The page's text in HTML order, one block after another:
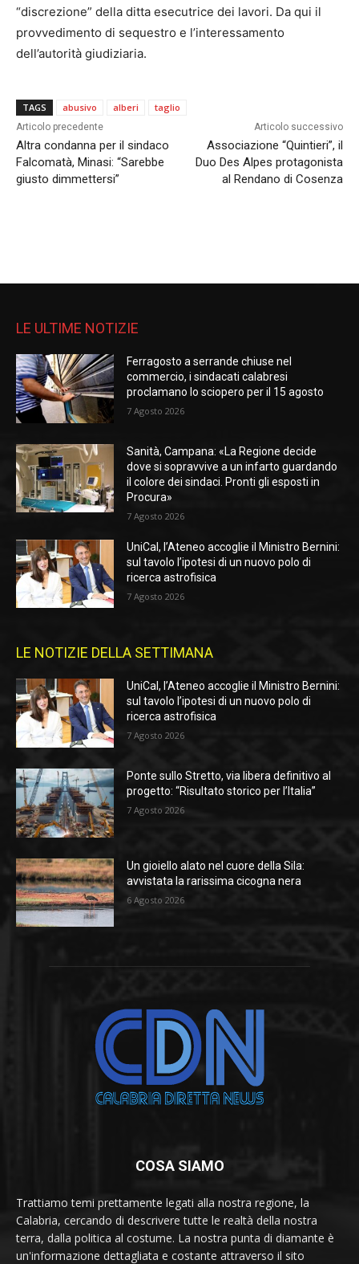
“discrezione” della ditta esecutrice dei lavori. Da qui il
provvedimento di sequestro e l’interessamento
dell’autorità giudiziaria.
TAGS abusivo alberi taglio
Articolo precedente
Altra condanna per il sindaco
Falcomatà, Minasi: “Sarebbe
giusto dimmettersi”
Articolo successivo
Associazione “Quintieri”, il
Duo Des Alpes protagonista
al Rendano di Cosenza
LE ULTIME NOTIZIE
Ferragosto a serrande chiuse nel
commercio, i sindacati calabresi
proclamano lo sciopero per il 15 agosto
7 Agosto 2026
Sanità, Campana: «La Regione decide
dove si sopravvive a un infarto guardando
il colore dei sindaci. Pronti gli esposti in
Procura»
7 Agosto 2026
UniCal, l’Ateneo accoglie il Ministro Bernini:
sul tavolo l’ipotesi di un nuovo polo di
ricerca astrofisica
7 Agosto 2026
LE NOTIZIE DELLA SETTIMANA
UniCal, l’Ateneo accoglie il Ministro Bernini:
sul tavolo l’ipotesi di un nuovo polo di
ricerca astrofisica
7 Agosto 2026
Ponte sullo Stretto, via libera definitivo al
progetto: “Risultato storico per l’Italia”
7 Agosto 2026
Un gioiello alato nel cuore della Sila:
avvistata la rarissima cicogna nera
6 Agosto 2026
COSA SIAMO
Trattiamo temi prettamente legati alla nostra regione, la
Calabria, cercando di descrivere tutte le realtà della nostra
terra, dalla politica al costume. La nostra punta di diamante è
un'informazione dettagliata e costante attraverso il sito